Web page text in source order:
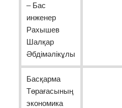
– Бас
инженер
Рахышев
Шалқар
Әбдімәлікұлы
Басқарма
Төрағасының
экономика